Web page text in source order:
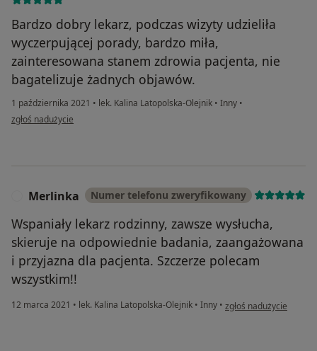
Bardzo dobry lekarz, podczas wizyty udzieliła
wyczerpującej porady, bardzo miła,
zainteresowana stanem zdrowia pacjenta, nie
bagatelizuje żadnych objawów.
1 października 2021 • lek. Kalina Latopolska-Olejnik • Inny •
w opinii użytkownika Dariusz B
zgłoś nadużycie
Merlinka Numer telefonu zweryfikowany
Wspaniały lekarz rodzinny, zawsze wysłucha,
skieruje na odpowiednie badania, zaangażowana
i przyjazna dla pacjenta. Szczerze polecam
wszystkim!!
12 marca 2021 • lek. Kalina Latopolska-Olejnik • Inny • w opinii użytkownika
zgłoś nadużycie